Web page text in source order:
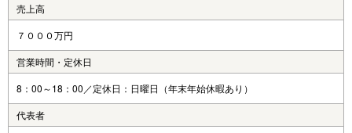
売上高
７０００万円
営業時間・定休日
8：00～18：00／定休日：日曜日（年末年始休暇あり）
代表者